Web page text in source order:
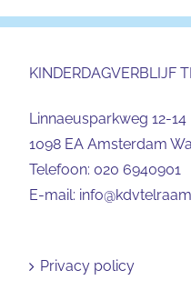
KINDERDAGVERBLIJF
Linnaeusparkweg 12-14
1098 EA Amsterdam
Telefoon: 020 6940901
E-mail:
Privacy policy